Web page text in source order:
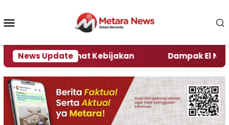
konten
News Update
Kata Pengamat Kebijakan Dampak El Nino,